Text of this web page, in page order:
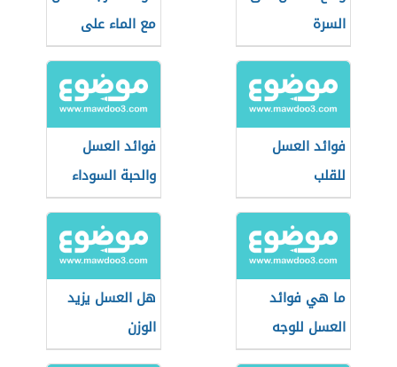
السرة
مع الماء على
الريق
فوائد العسل
للقلب
فوائد العسل
والحبة السوداء
ما هي فوائد
العسل للوجه
هل العسل يزيد
الوزن